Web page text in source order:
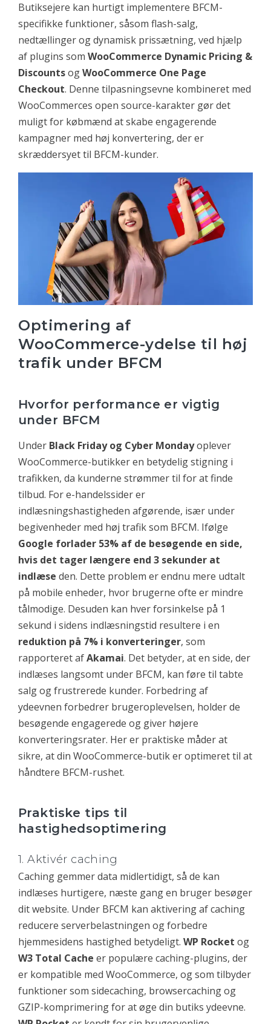
Butiksejere kan hurtigt implementere BFCM-
specifikke funktioner, såsom flash-salg,
nedtællinger og dynamisk prissætning, ved hjælp
af plugins som WooCommerce Dynamic Pricing &
DiscountsogWooCommerce One Page
Checkout. Denne tilpasningsevne kombineret med
WooCommerces open source-karakter gør det
muligt for købmænd at skabe engagerende
kampagner med høj konvertering, der er
skræddersyet til BFCM-kunder.
Optimering af
WooCommerce-ydelse til høj
trafik under BFCM
Hvorfor performance er vigtig
under BFCM
Under Black Friday og Cyber Mondayoplever
WooCommerce-butikker en betydelig stigning i
trafikken, da kunderne strømmer til for at finde
tilbud. For e-handelssider er
indlæsningshastigheden afgørende, især under
begivenheder med høj trafik som BFCM. Ifølge
Google forlader 53% af de besøgende en side,
hvis det tager længere end 3 sekunder at
indlæse den. Dette problem er endnu mere udtalt
på mobile enheder, hvor brugerne ofte er mindre
tålmodige. Desuden kan hver forsinkelse på 1
sekund i sidens indlæsningstid resultere i en
reduktion på 7% i konverteringer, som
rapporteret afAkamai. Det betyder, at en side, der
indlæses langsomt under BFCM, kan føre til tabte
salg og frustrerede kunder. Forbedring af
ydeevnen forbedrer brugeroplevelsen, holder de
besøgende engagerede og giver højere
konverteringsrater. Her er praktiske måder at
sikre, at din WooCommerce-butik er optimeret til at
håndtere BFCM-rushet.
Praktiske tips til
hastighedsoptimering
1. Aktivér caching
Caching gemmer data midlertidigt, så de kan
indlæses hurtigere, næste gang en bruger besøger
dit website. Under BFCM kan aktivering af caching
reducere serverbelastningen og forbedre
hjemmesidens hastighed betydeligt. WP Rocket og
W3 Total Cache er populære caching-plugins, der
er kompatible med WooCommerce, og som tilbyder
funktioner som sidecaching, browsercaching og
GZIP-komprimering for at øge din butiks ydeevne.